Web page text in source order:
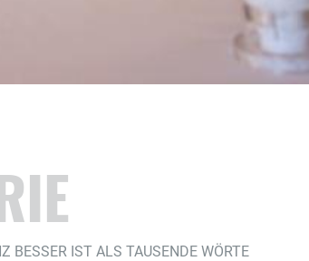
BESSER IST ALS TAUSENDE WÖRTE